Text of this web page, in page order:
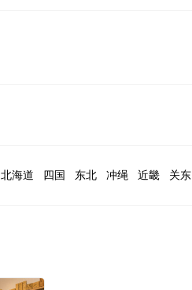
北海道 四国 东北 冲绳 近畿 关东